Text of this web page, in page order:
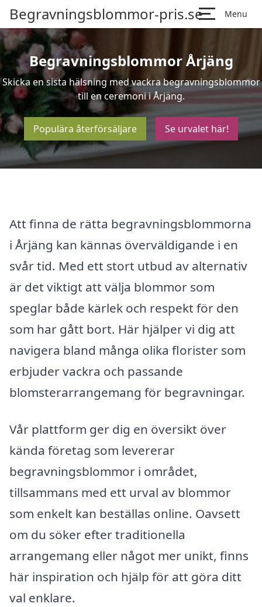
Begravningsblommor-pris.se Menu
Begravningsblommor Årjäng
Skicka en sista hälsning med vackra begravningsblommor
till en ceremoni i Årjäng.
Populära återförsäljare Se urvalet här!
Att finna de rätta begravningsblommorna
i Årjäng kan kännas överväldigande i en
svår tid. Med ett stort utbud av alternativ
är det viktigt att välja blommor som
speglar både kärlek och respekt för den
som har gått bort. Här hjälper vi dig att
navigera bland många olika florister som
erbjuder vackra och passande
blomsterarrangemang för begravningar.
Vår plattform ger dig en översikt över
kända företag som levererar
begravningsblommor i området,
tillsammans med ett urval av blommor
som enkelt kan beställas online. Oavsett
om du söker efter traditionella
arrangemang eller något mer unikt, finns
här inspiration och hjälp för att göra ditt
val enklare.